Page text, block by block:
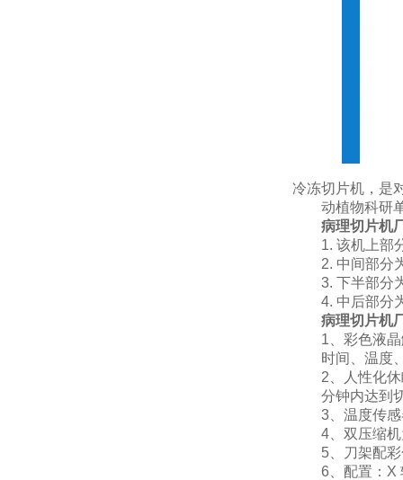
冷冻切片机，是
动植物科研单
病理切片机
1. 该机上部分
2. 中间部分为
3. 下半部分为
4. 中后部分为
病理切片机
1、彩色液晶触
时间、温度、
2、人性化休眠
分钟内达到切
3、温度传感
4、双压缩机
5、刀架配彩
6、配置：X 轴